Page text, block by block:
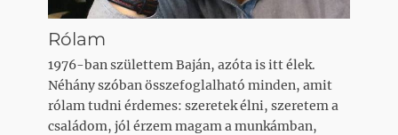
Rólam
1976-ban születtem Baján, azóta is itt élek.
Néhány szóban összefoglalható minden, amit
rólam tudni érdemes: szeretek élni, szeretem a
családom, jól érzem magam a munkámban,